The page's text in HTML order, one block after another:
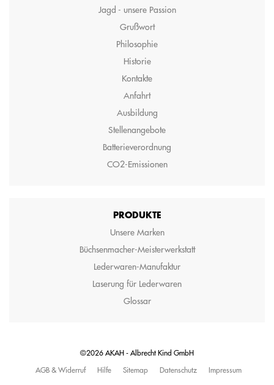
Jagd - unsere Passion
Grußwort
Philosophie
Historie
Kontakte
Anfahrt
Ausbildung
Stellenangebote
Batterieverordnung
CO2-Emissionen
PRODUKTE
Unsere Marken
Büchsenmacher-Meisterwerkstatt
Lederwaren-Manufaktur
Laserung für Lederwaren
Glossar
©2026 AKAH - Albrecht Kind GmbH
AGB & Widerruf
Hilfe Sitemap Datenschutz Impressum